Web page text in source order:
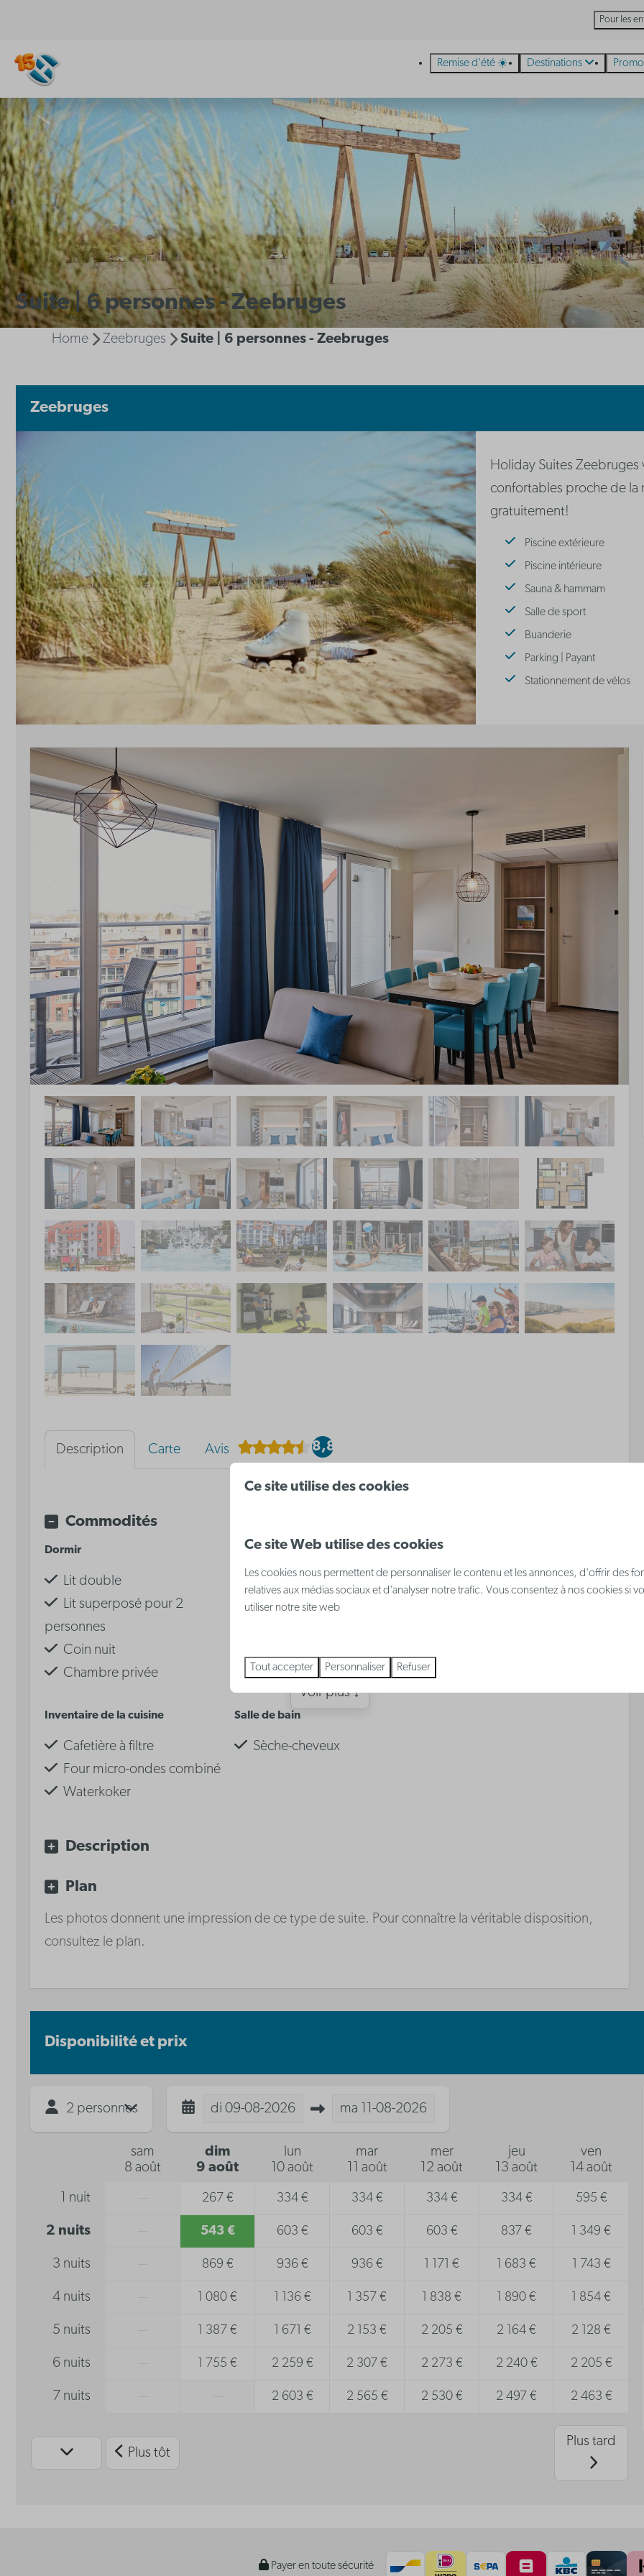
Pour les
Remise d'été ☀️ Destinations
Suite | 6 personnes - Zeebruges
Home Zeebruges Suite | 6 personnes - Zeebruges
Zeebruges
Holiday Suites
confortables proche de la
gratuitement!
Piscine extérieure
Piscine intérieure
Sauna & hammam
Salle de sport
Buanderie
Parking | Payant
Stationnement de vélos
Description Carte Avis 8,8
Commodités
Dormir
Lit double
Lit superposé pour 2
personnes
Coin nuit
Chambre privée
Équipements
TV
Climatisation
m²: 49
Aménagement
Coin nuit avec lit superposé
Inventaire de la cuisine
Cafetière à filtre
Four micro-ondes combiné
Waterkoker
vitrocéramique
Salle de bain
Sèche-cheveux
Voir plus ↓
Description
Plan
Les photos donnent une impression de ce type de suite. Pour connaître la véritable disposition,
consultez le plan.
Disponibilité et prix
2 personnes di 09-08-2026 ma 11-08-2026
sam
8 août
dim
9 août
lun
10 août
mar
11 août
mer
12 août
jeu
13 août
ven
14 août
1 nuit 267 € 334 € 334 € 334 € 334 € 595 €
2 nuits 543 € 603 € 603 € 603 € 837 € 1 349 €
3 nuits 869 € 936 € 936 € 1 171 € 1 683 € 1 743 €
4 nuits 1 080 € 1 136 € 1 357 € 1 838 € 1 890 € 1 854 €
5 nuits 1 387 € 1 671 € 2 153 € 2 205 € 2 164 € 2 128 €
6 nuits 1 755 € 2 259 € 2 307 € 2 273 € 2 240 € 2 205 €
7 nuits 2 603 € 2 565 € 2 530 € 2 497 € 2 463 €
Plus tôt
Plus tard
Payer en toute sécurité
Ce site utilise des cookies
Ce site Web utilise des cookies
Les cookies nous permettent de personnaliser le contenu et les annonces, d'offrir des
relatives aux médias sociaux et d'analyser notre trafic. Vous consentez à nos cookies si
utiliser notre site web
Tout accepter Personnaliser Refuser